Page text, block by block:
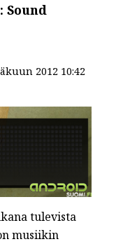
Sound
2012 10:42
tulevista
musiikin